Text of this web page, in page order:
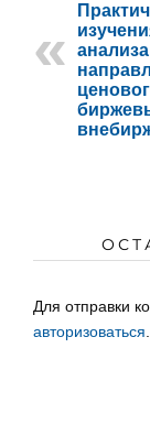
Для отправки
авторизоваться.